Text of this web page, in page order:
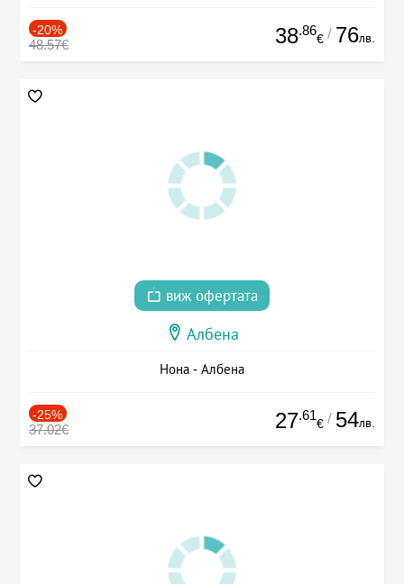
-20%
48.57€ 38.86
€ / 76лв.
виж офертата
Албена
Нона - Албена
-25%
37.02€ 27.61
€ / 54лв.